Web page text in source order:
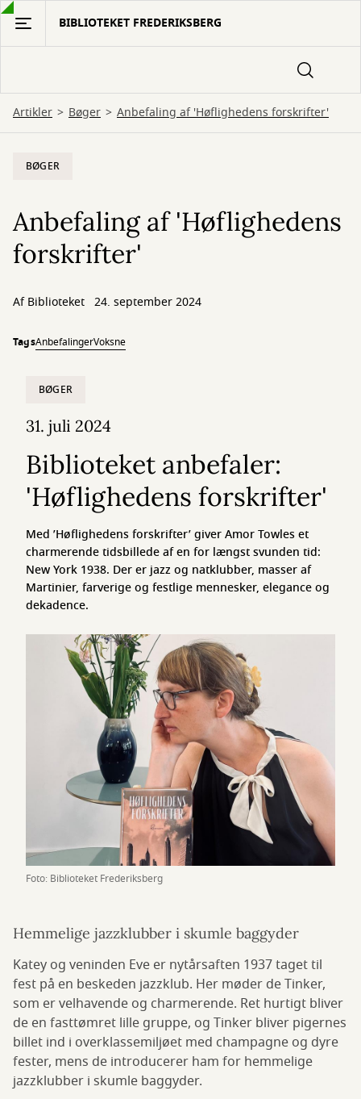
Gå
hovedindhold
BIBLIOTEKET FREDERIKSBERG
Artikler Bøger Anbefaling af 'Høflighedens forskrifter'
BØGER
Anbefaling af 'Høflighedens
forskrifter'
AfBiblioteket 24. september 2024
TagsAnbefalingerVoksne
Foto: Biblioteket Frederiksberg
BØGER
31. juli 2024
Biblioteket anbefaler:
'Høflighedens forskrifter'
Med ’Høflighedens forskrifter’ giver Amor Towles et
charmerende tidsbillede af en for længst svunden tid:
New York 1938. Der er jazz og natklubber, masser af
Martinier, farverige og festlige mennesker, elegance og
dekadence.
Hemmelige jazzklubber i skumle baggyder
Katey og veninden Eve er nytårsaften 1937 taget til
fest på en beskeden jazzklub. Her møder de Tinker,
som er velhavende og charmerende. Ret hurtigt bliver
de en fasttømret lille gruppe, og Tinker bliver pigernes
billet ind i overklassemiljøet med champagne og dyre
fester, mens de introducerer ham for hemmelige
jazzklubber i skumle baggyder.